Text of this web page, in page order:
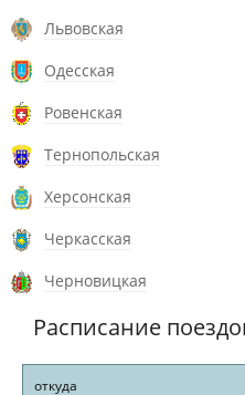
Львовская
Одесская
Ровенская
Тернопольская
Херсонская
Черкасская
Черновицкая
Расписание
откуда